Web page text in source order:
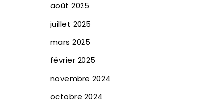
août 2025
juillet 2025
mars 2025
février 2025
novembre 2024
octobre 2024